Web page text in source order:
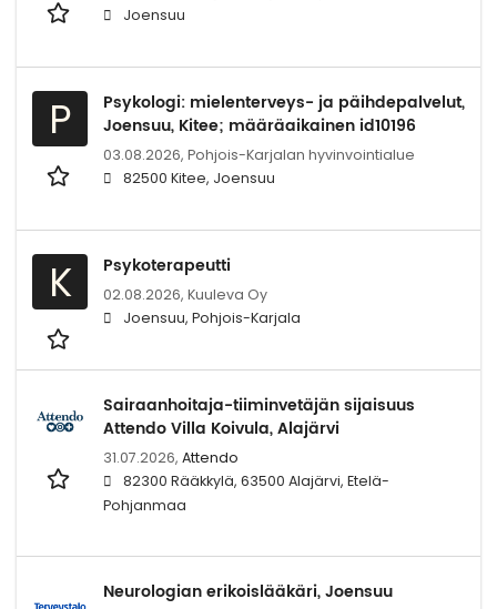
Joensuu
P
Psykologi: mielenterveys- ja päihdepalvelut,
Joensuu, Kitee; määräaikainen id10196
03.08.2026, Pohjois-Karjalan hyvinvointialue
82500 Kitee, Joensuu
K Psykoterapeutti
02.08.2026, Kuuleva Oy
Joensuu, Pohjois-Karjala
Sairaanhoitaja-tiiminvetäjän sijaisuus
Attendo Villa Koivula, Alajärvi
31.07.2026, Attendo
82300 Rääkkylä, 63500 Alajärvi, Etelä-
Pohjanmaa
Neurologian erikoislääkäri, Joensuu